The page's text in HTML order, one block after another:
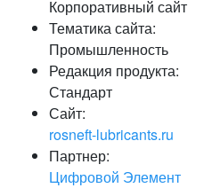
или войдите
Корпоративный сайт
Тематика сайта:
Промышленность
Редакция продукта:
Стандарт
Сайт:
rosneft-lubricants.ru
Партнер:
Цифровой Элемент